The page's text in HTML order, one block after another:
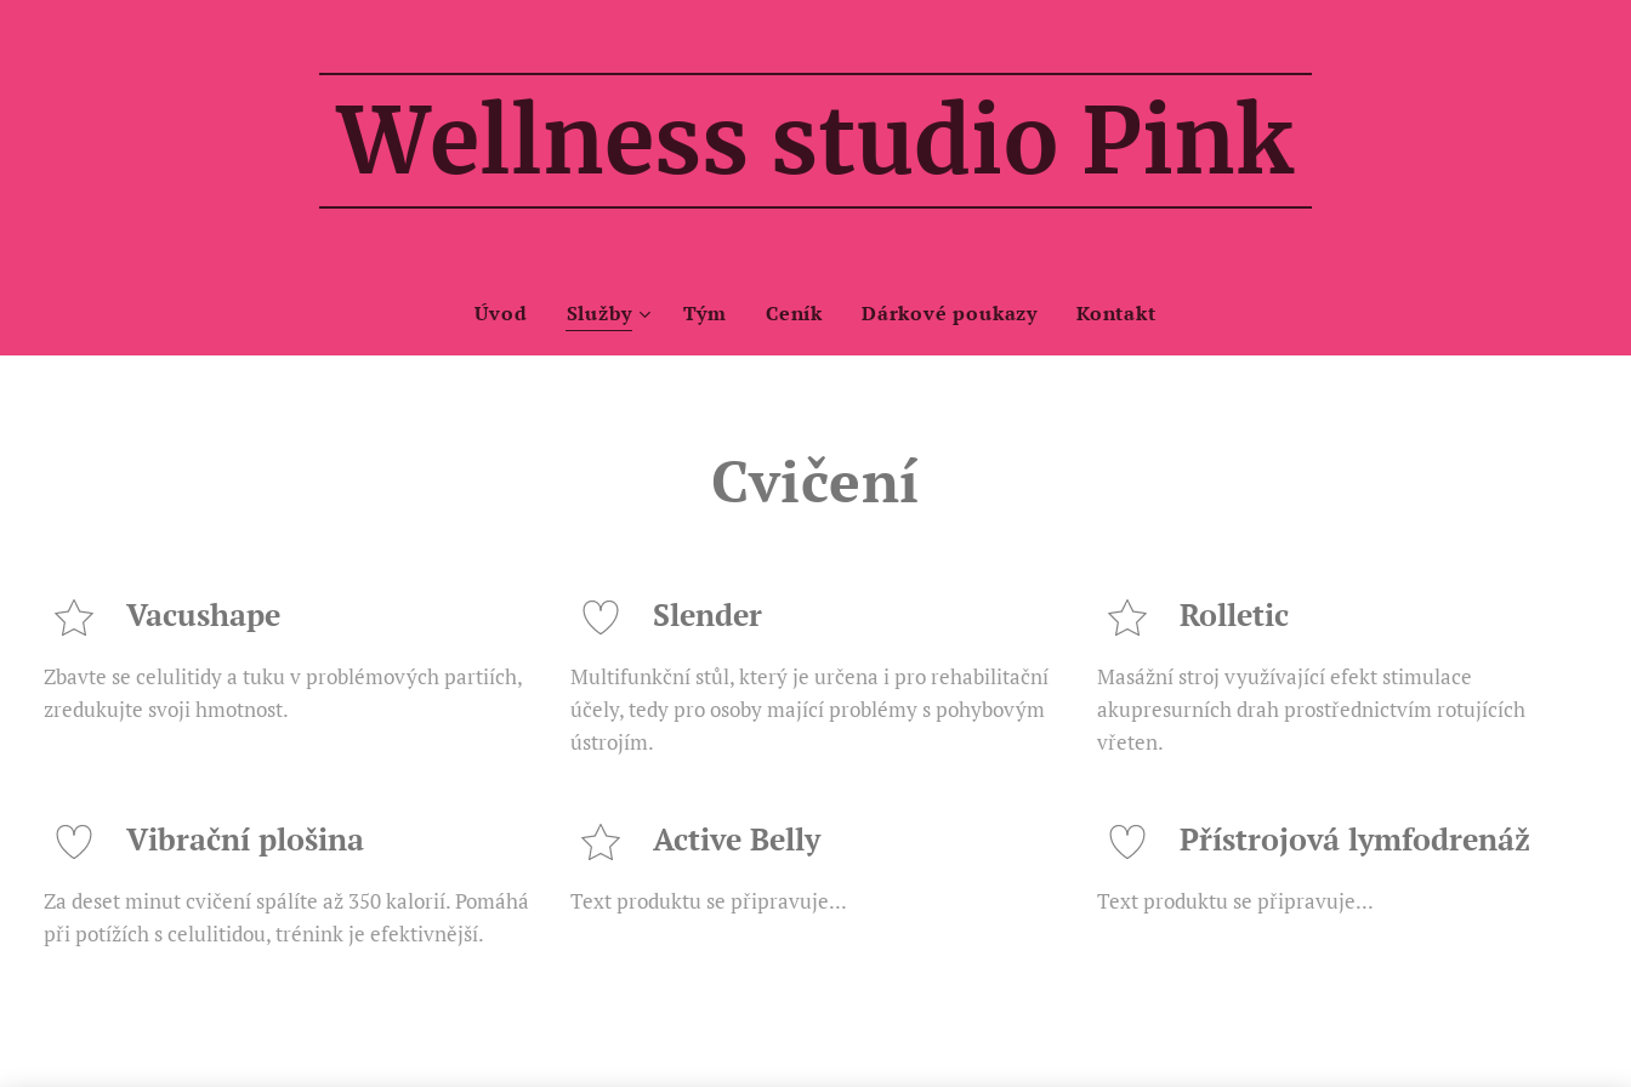
Wellness studio Pink
Úvod Služby Tým Ceník Dárkové poukazy Kontakt
Cvičení
Vacushape
Zbavte se celulitidy a tuku v problémových partiích,
zredukujte svoji hmotnost.
Slender
Multifunkční stůl, který je určena i pro rehabilitační
účely, tedy pro osoby mající problémy s pohybovým
ústrojím.
Rolletic
Masážní stroj využívající efekt stimulace
akupresurních drah prostřednictvím rotujících
vřeten.
Vibrační plošina
Za deset minut cvičení spálíte až 350 kalorií. Pomáhá
při potížích s celulitidou, trénink je efektivnější.
Active Belly
Text produktu se připravuje...
Přístrojová lymfodrenáž
Text produktu se připravuje...